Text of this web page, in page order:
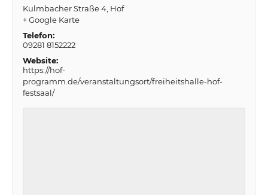
Kulmbacher Straße 4 Hof
+ Google Karte
Telefon:
09281 8152222
Website:
https://hof-
programm.de/veranstaltungsort/freiheitshalle-hof-
festsaal/